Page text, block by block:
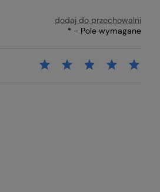
dodaj do przechowalni
* - Pole wymagane